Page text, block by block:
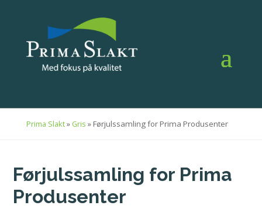
Prima Slakt» Gris »Førjulssamling for Prima Produsenter
Førjulssamling for Prima
Produsenter